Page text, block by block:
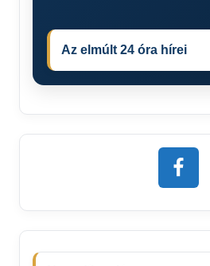
Az elmúlt 24 óra hírei